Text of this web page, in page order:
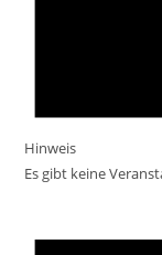
Hinweis
Es gibt keine